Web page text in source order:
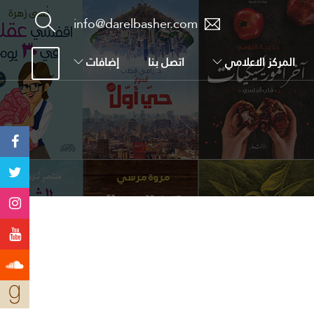
info@darelbasher.com
المركز الاعلامي اتصل بنا إضافات